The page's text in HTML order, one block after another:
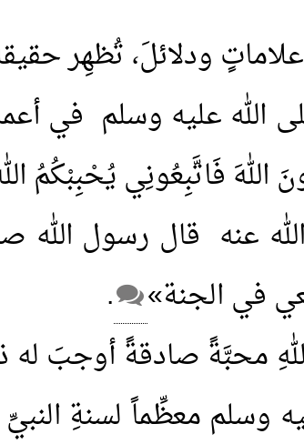
ودلائلَ، تُظهِر
الله عليه وسلم في
فَاتَّبِعُونِي يُحْبِبْكُمُ
عنه قال رسول الله
في الجنة»
.
محبَّةً صادقةً أوجبَ له
وسلم معظِّماً لسنةِ